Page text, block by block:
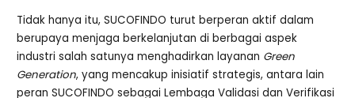
Tidak hanya itu, SUCOFINDO turut berperan aktif dalam
berupaya menjaga berkelanjutan di berbagai aspek
industri salah satunya menghadirkan layanan Green
Generation, yang mencakup inisiatif strategis, antara lain
peran SUCOFINDO sebagai Lembaga Validasi dan Verifikasi